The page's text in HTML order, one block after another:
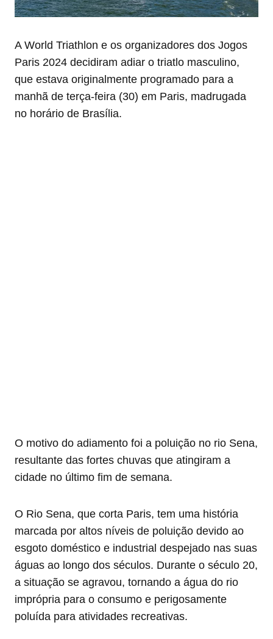
A World Triathlon e os organizadores dos Jogos
Paris 2024 decidiram adiar o triatlo masculino,
que estava originalmente programado para a
manhã de terça-feira (30) em Paris, madrugada
no horário de Brasília.
O motivo do adiamento foi a poluição no rio Sena,
resultante das fortes chuvas que atingiram a
cidade no último fim de semana.
O Rio Sena, que corta Paris, tem uma história
marcada por altos níveis de poluição devido ao
esgoto doméstico e industrial despejado nas suas
águas ao longo dos séculos. Durante o século 20,
a situação se agravou, tornando a água do rio
imprópria para o consumo e perigosamente
poluída para atividades recreativas.